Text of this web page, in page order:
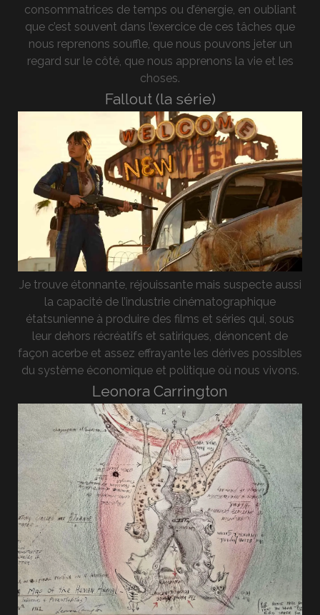
consommatrices de temps ou d’énergie, en oubliant
que c’est souvent dans l’exercice de ces tâches que
nous reprenons souffle, que nous pouvons jeter un
regard sur le côté, que nous apprenons la vie et les
choses.
Fallout (la série)
Je trouve étonnante, réjouissante mais suspecte aussi
la capacité de l’industrie cinématographique
étatsunienne à produire des films et séries qui, sous
leur dehors récréatifs et satiriques, dénoncent de
façon acerbe et assez effrayante les dérives possibles
du système économique et politique où nous vivons.
Leonora Carrington